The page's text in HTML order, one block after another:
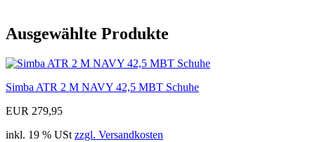
Ausgewählte Produkte
Simba ATR 2 M NAVY 42,5 MBT Schuhe
EUR 279,95
inkl. 19 % USt zzgl. Versandkosten